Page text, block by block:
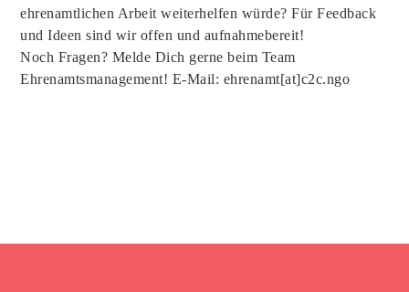
ehrenamtlichen Arbeit weiterhelfen würde? Für Feedback
und Ideen sind wir offen und aufnahmebereit!
Noch Fragen? Melde Dich gerne beim Team
Ehrenamtsmanagement! E-Mail: ehrenamt[at]c2c.ngo